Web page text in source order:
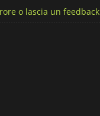
o lascia un feedback